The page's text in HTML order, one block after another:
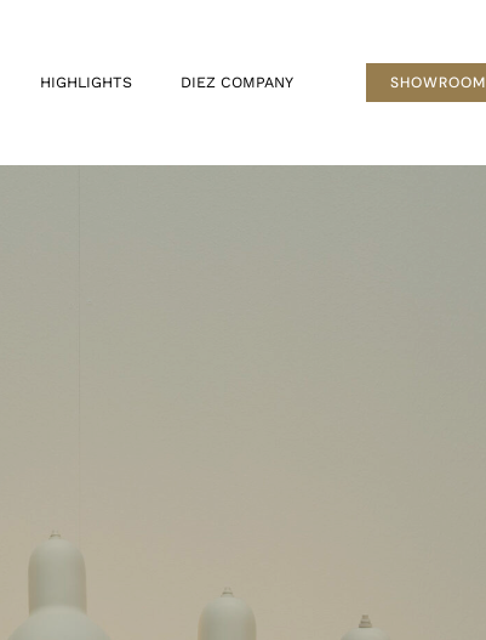
HIGHLIGHTS DIEZ COMPANY SHOWROOM